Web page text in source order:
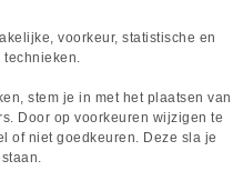
voorkeur, statistische en
stem je in met het plaatsen van
Door op voorkeuren wijzigen te
of niet goedkeuren. Deze sla je